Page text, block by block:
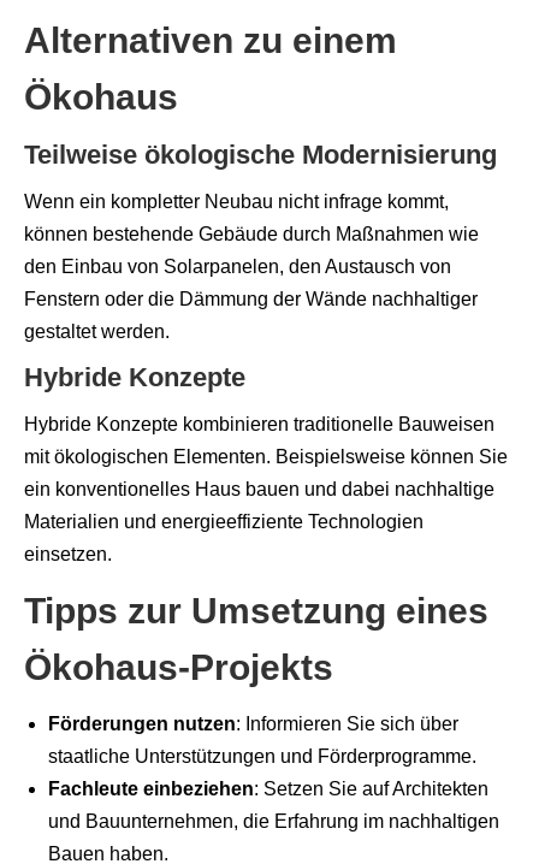
Alternativen zu einem
Ökohaus
Teilweise ökologische Modernisierung
Wenn ein kompletter Neubau nicht infrage kommt,
können bestehende Gebäude durch Maßnahmen wie
den Einbau von Solarpanelen, den Austausch von
Fenstern oder die Dämmung der Wände nachhaltiger
gestaltet werden.
Hybride Konzepte
Hybride Konzepte kombinieren traditionelle Bauweisen
mit ökologischen Elementen. Beispielsweise können Sie
ein konventionelles Haus bauen und dabei nachhaltige
Materialien und energieeffiziente Technologien
einsetzen.
Tipps zur Umsetzung eines
Ökohaus-Projekts
Förderungen nutzen: Informieren Sie sich über
staatliche Unterstützungen und Förderprogramme.
Fachleute einbeziehen: Setzen Sie auf Architekten
und Bauunternehmen, die Erfahrung im nachhaltigen
Bauen haben.